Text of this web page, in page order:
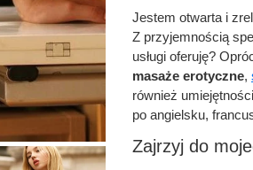
Jestem otwarta i
Z przyjemnością
usługi oferuję?
masaże erotyczne,
również
po angielsku,
Zajrzyj do